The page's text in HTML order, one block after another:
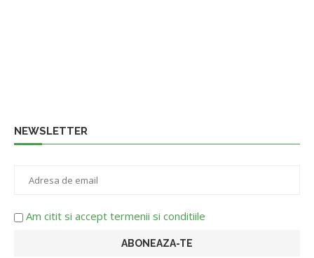
NEWSLETTER
Am citit si accept termenii si conditiile